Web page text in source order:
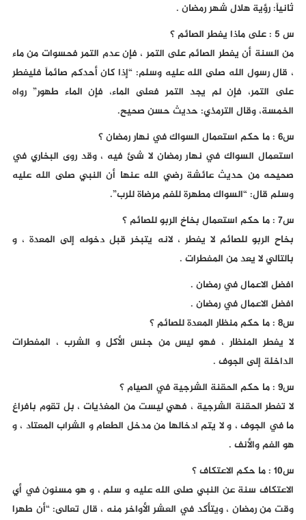
ثانياً: رؤية هلال شهر رمضان .
س 5 : على ماذا يفطر الصائم ؟
من السنة أن يفطر الصائم على التمر ، فإن عدم التمر فحسوات من ماء
، قال رسول الله صلى الله عليه وسلم: “إذا كان أحدكم صائماً فليفطر
على التمر، فإن لم يجد التمر فعلى الماء، فإن الماء طهور” رواه
الخمسة، وقال الترمذي: حديث حسن صحيح.
س6 : ما حكم استعمال السواك في نهار رمضان ؟
استعمال السواك في نهار رمضان لا شئ فيه ، وقد روى البخاري في
صحيحه من حديث عائشة رضي الله عنها أن النبي صلى الله عليه
وسلم قال: “السواك مطهرة للفم مرضاة للرب”.
س7 : ما حكم استعمال بخاخ الربو للصائم ؟
بخاح الربو للصائم لا يفطر ، لانه يتبخر قبل دخوله إلى المعدة ، و
بالتالي لا يعد من المفطرات .
افضل الاعمال في رمضان .
افضل الاعمال في رمضان .
س8 : ما حكم منظار المعدة للصائم ؟
لا يفطر المنظار ، فهو ليس من جنس الأكل و الشرب ، المفطرات
الداخلة إلى الجوف .
س9 : ما حكم الحقنة الشرجية في الصيام ؟
لا تفطر الحقنة الشرجية ، فهي ليست من المغذيات ، بل تقوم بافراغ
ما في الجوف ، و لا يتم ادخالها من مدخل الطعام و الشراب المعتاد ، و
هو الفم والأنف .
س10 : ما حكم الاعتكاف ؟
الاعتكاف سنة عن النبي صلى الله عليه و سلم ، و هو مسنون في أي
وقت من رمضان ، ويتأكد في العشر الأواخر منه ، قال تعالى: “أن طهرا